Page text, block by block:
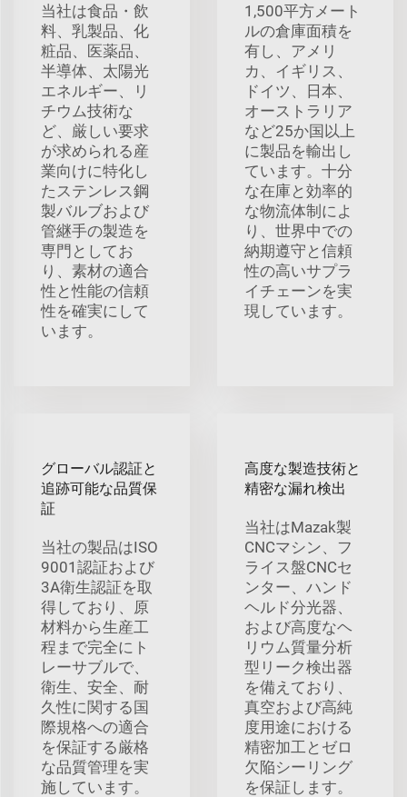
当社は食品・飲
料、乳製品、化
粧品、医薬品、
半導体、太陽光
エネルギー、リ
チウム技術な
ど、厳しい要求
が求められる産
業向けに特化し
たステンレス鋼
製バルブおよび
管継手の製造を
専門としてお
り、素材の適合
性と性能の信頼
性を確実にして
います。
1,500平方メート
ルの倉庫面積を
有し、アメリ
カ、イギリス、
ドイツ、日本、
オーストラリア
など25か国以上
に製品を輸出し
ています。十分
な在庫と効率的
な物流体制によ
り、世界中での
納期遵守と信頼
性の高いサプラ
イチェーンを実
現しています。
グローバル認証と
追跡可能な品質保
証
当社の製品はISO
9001認証および
3A衛生認証を取
得しており、原
材料から生産工
程まで完全にト
レーサブルで、
衛生、安全、耐
久性に関する国
際規格への適合
を保証する厳格
な品質管理を実
施しています。
高度な製造技術と
精密な漏れ検出
当社はMazak製
CNCマシン、フ
ライス盤CNCセ
ンター、ハンド
ヘルド分光器、
および高度なヘ
リウム質量分析
型リーク検出器
を備えており、
真空および高純
度用途における
精密加工とゼロ
欠陥シーリング
を保証します。